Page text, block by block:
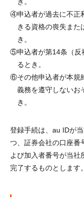
④申込者が過去に不正
きる資格の喪失また
き。
⑤申込者が第14条（反
るとき。
⑥その他申込者が本規
義務を遵守しないお
き。
登録手続は、au IDが
つ、証券会社の口座番
よび加入者番号が当社
完了するものとします。